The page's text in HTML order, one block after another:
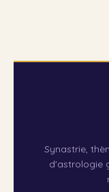
Synastrie,
d'astrologie